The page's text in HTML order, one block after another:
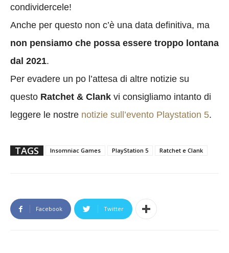
condividercele!
Anche per questo non c’è una data definitiva, ma
non pensiamo che possa essere troppo lontana
dal 2021.
Per evadere un po l’attesa di altre notizie su
questo Ratchet & Clank vi consigliamo intanto di
leggere le nostre notizie sull’evento Playstation 5.
TAGS Insomniac Games PlayStation 5 Ratchet e Clank
Facebook Twitter